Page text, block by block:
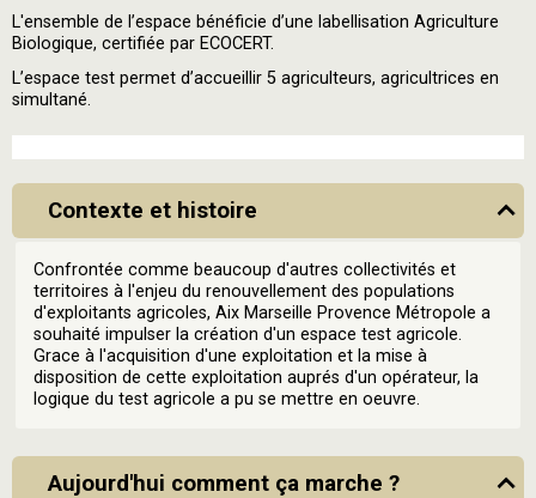
L'ensemble de l’espace bénéficie d’une labellisation Agriculture
Biologique, certifiée par ECOCERT.
L’espace test permet d’accueillir 5 agriculteurs, agricultrices en
simultané.
Contexte et histoire
Confrontée comme beaucoup d'autres collectivités et
territoires à l'enjeu du renouvellement des populations
d'exploitants agricoles, Aix Marseille Provence Métropole a
souhaité impulser la création d'un espace test agricole.
Grace à l'acquisition d'une exploitation et la mise à
disposition de cette exploitation auprés d'un opérateur, la
logique du test agricole a pu se mettre en oeuvre.
Aujourd'hui comment ça marche ?